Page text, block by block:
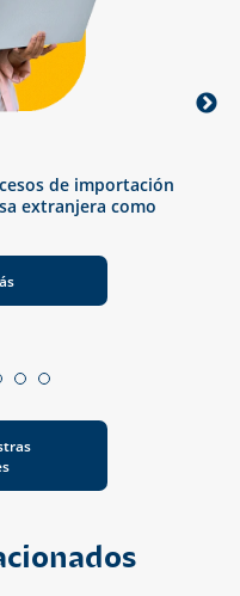
de importación
extranjera como